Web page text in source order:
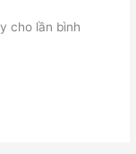
cho lần bình